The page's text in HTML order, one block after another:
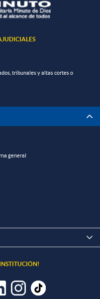
tribunales y altas cortes o
general
